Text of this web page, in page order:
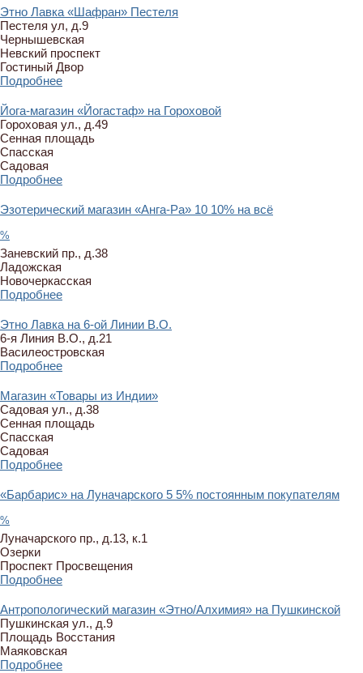
Этно Лавка «Шафран» Пестеля
Пестеля ул, д.9
Чернышевская
Невский проспект
Гостиный Двор
Подробнее
Йога-магазин «Йогастаф» на Гороховой
Гороховая ул., д.49
Сенная площадь
Спасская
Садовая
Подробнее
Эзотерический магазин «Анга-Ра» 10 10% на всё
%
Заневский пр., д.38
Ладожская
Новочеркасская
Подробнее
Этно Лавка на 6-ой Линии В.О.
6-я Линия В.О., д.21
Василеостровская
Подробнее
Магазин «Товары из Индии»
Садовая ул., д.38
Сенная площадь
Спасская
Садовая
Подробнее
«Барбарис» на Луначарского 5 5% постоянным покупателям
%
Луначарского пр., д.13, к.1
Озерки
Проспект Просвещения
Подробнее
Антропологический магазин «Этно/Алхимия» на Пушкинской
Пушкинская ул., д.9
Площадь Восстания
Маяковская
Подробнее